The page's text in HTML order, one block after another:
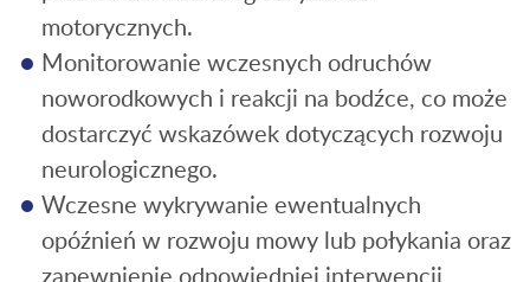
motorycznych.
Monitorowanie wczesnych odruchów
noworodkowych i reakcji na bodźce, co może
dostarczyć wskazówek dotyczących rozwoju
neurologicznego.
Wczesne wykrywanie ewentualnych
opóźnień w rozwoju mowy lub połykania oraz
zapewnienie odpowiedniej interwencji